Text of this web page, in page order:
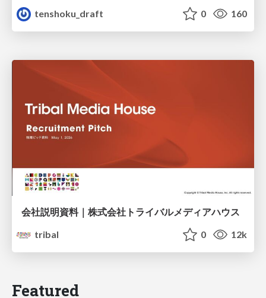
tenshoku_draft
0 160
会社説明資料｜株式会社トライバルメディアハウス
tribal
0 12k
Featured